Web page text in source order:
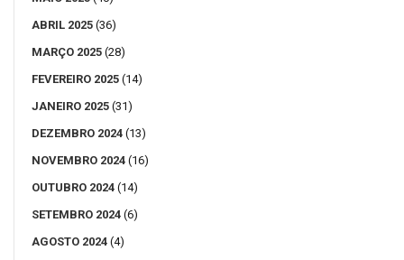
ABRIL 2025 (36)
MARÇO 2025 (28)
FEVEREIRO 2025 (14)
JANEIRO 2025 (31)
DEZEMBRO 2024 (13)
NOVEMBRO 2024 (16)
OUTUBRO 2024 (14)
SETEMBRO 2024 (6)
AGOSTO 2024 (4)